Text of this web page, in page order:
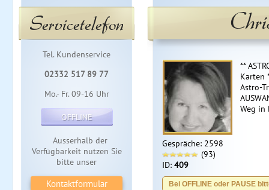
Servicetelefon
Tel. Kundenservice
02332 517 89 77
Mo.- Fr. 09-16 Uhr
OFFLINE
Ausserhalb der
Verfügbarkeit nutzen Sie
bitte unser
Kontaktformular
**
Karten
Astro-
Weg in
Gespräche: 2598
(93)
ID: 409
Bei OFFLINE oder PAUSE